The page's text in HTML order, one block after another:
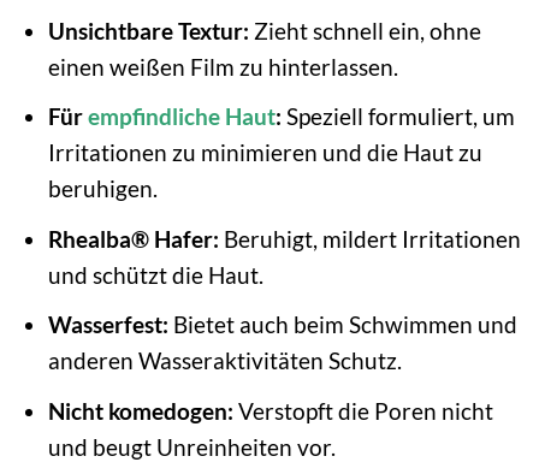
Unsichtbare Textur: Zieht schnell ein, ohne
einen weißen Film zu hinterlassen.
Fürempfindliche Haut: Speziell formuliert, um
Irritationen zu minimieren und die Haut zu
beruhigen.
Rhealba® Hafer: Beruhigt, mildert Irritationen
und schützt die Haut.
Wasserfest: Bietet auch beim Schwimmen und
anderen Wasseraktivitäten Schutz.
Nicht komedogen: Verstopft die Poren nicht
und beugt Unreinheiten vor.